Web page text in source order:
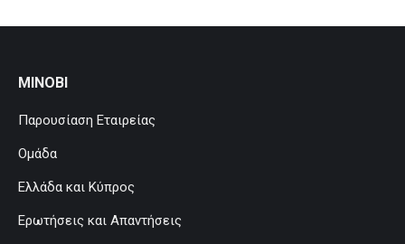
MINOBI
Παρουσίαση Εταιρείας
Ομάδα
Ελλάδα και Κύπρος
Ερωτήσεις και Απαντήσεις